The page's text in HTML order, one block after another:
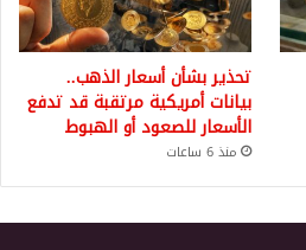
تحذير بشأن أسعار الذهب..
بيانات أمريكية مرتقبة قد تدفع
الأسعار للصعود أو الهبوط
منذ 6 ساعات